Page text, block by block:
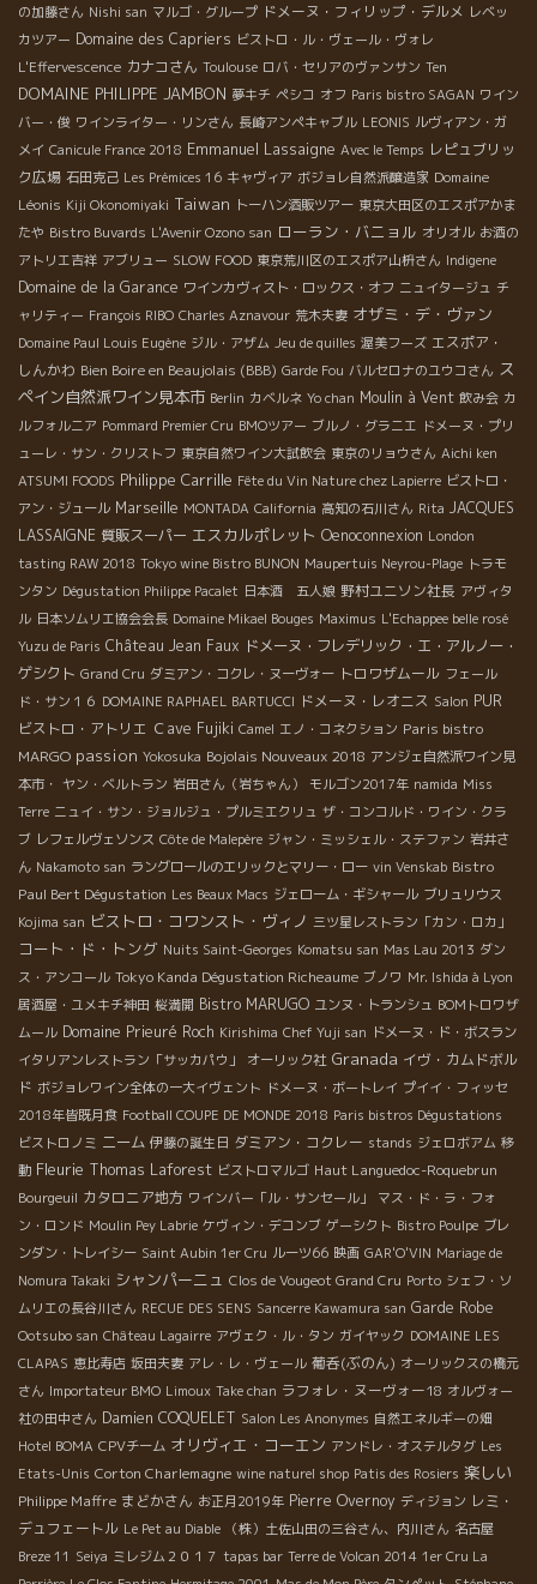
の加藤さん Nishi san マルゴ・グループ ドメーヌ・フィリップ・デルメ レベッ
カツアー Domaine des Capriers ビストロ・ル・ヴェール・ヴォレ
L'Effervescence カナコさん Toulouse ロバ・セリアのヴァンサン Ten
DOMAINE PHILIPPE JAMBON 夢キチ ペシコ オフ Paris bistro SAGAN ワイン
バー・俊 ワインライター・リンさん 長崎アンペキャブル LEONIS ルヴィアン・ガ
メイ Canicule France 2018 Emmanuel Lassaigne Avec le Temps レピュブリッ
ク広場 石田克己 Les Prémices 16 キャヴィア ボジョレ自然派醸造家 Domaine
Léonis Kiji Okonomiyaki Taiwan トーハン酒販ツアー 東京大田区のエスポアかま
たや Bistro Buvards L'Avenir Ozono san ローラン・バニョル オリオル お酒の
アトリエ吉祥 アブリュー SLOW FOOD 東京荒川区のエスポア山枡さん Indigene
Domaine de la Garance ワインカヴィスト・ロックス・オフ ニュイタージュ チ
ャリティー François RIBO Charles Aznavour 荒木夫妻 オザミ・デ・ヴァン
Domaine Paul Louis Eugène ジル・アザム Jeu de quilles 渥美フーズ エスポア・
しんかわ Bien Boire en Beaujolais (BBB) Garde Fou バルセロナのユウコさん ス
ペイン自然派ワイン見本市 Berlin カベルネ Yo chan Moulin à Vent 飲み会 カ
ルフォルニア Pommard Premier Cru BMOツアー ブルノ・グラニエ ドメーヌ・プリ
ューレ・サン・クリストフ 東京自然ワイン大試飲会 東京のリョウさん Aichi ken
ATSUMI FOODS Philippe Carrille Fête du Vin Nature chez Lapierre ビストロ・
アン・ジュール Marseille MONTADA California 高知の石川さん Rita JACQUES
LASSAIGNE 質販スーパー エスカルポレット Oenoconnexion London
tasting RAW 2018 Tokyo wine Bistro BUNON Maupertuis Neyrou-Plage トラモ
ンタン Dégustation Philippe Pacalet 日本酒 五人娘 野村ユニソン社長 アヴィタ
ル 日本ソムリエ協会会長 Domaine Mikael Bouges Maximus L'Echappee belle rosé
Yuzu de Paris Château Jean Faux ドメーヌ・フレデリック・エ・アルノー・
ゲシクト Grand Cru ダミアン・コクレ・ヌーヴォー トロワザムール フェール
ド・サン１６ DOMAINE RAPHAEL BARTUCCI ドメーヌ・レオニス Salon PUR
ビストロ・アトリエ Ｃave Fujiki Camel エノ・コネクション Paris bistro
MARGO passion Yokosuka Bojolais Nouveaux 2018 アンジェ自然派ワイン見
本市・ ヤン・ベルトラン 岩田さん（岩ちゃん） モルゴン2017年 namida Miss
Terre ニュイ・サン・ジョルジュ・プルミエクリュ ザ・コンコルド・ワイン・クラ
ブ レフェルヴェソンス Côte de Malepère ジャン・ミッシェル・ステファン 岩井さ
ん Nakamoto san ラングロールのエリックとマリー・ロー vin Venskab Bistro
Paul Bert Dégustation Les Beaux Macs ジェローム・ギシャール ブリュリウス
Kojima san ビストロ・コワンスト・ヴィノ 三ツ星レストラン「カン・ロカ」
コート・ド・トング Nuits Saint-Georges Komatsu san Mas Lau 2013 ダン
ス・アンコール Tokyo Kanda Dégustation Richeaume ブノワ Mr. Ishida à Lyon
居酒屋・ユメキチ神田 桜満開 Bistro MARUGO ユンヌ・トランシュ BOMトロワザ
ムール Domaine Prieuré Roch Kirishima Chef Yuji san ドメーヌ・ド・ボスラン
イタリアンレストラン「サッカパウ」
オーリック社 Granada イヴ・カムドボル
ド ボジョレワイン全体の一大イヴェント ドメーヌ・ボートレイ プイイ・フィッセ
2018年皆既月食 Football COUPE DE MONDE 2018 Paris bistros Dégustations
ビストロノミ ニーム 伊藤の誕生日 ダミアン・コクレー stands ジェロボアム 移
動 Fleurie Thomas Laforest ビストロマルゴ Haut Languedoc-Roquebrun
Bourgeuil カタロニア地方 ワインバー「ル・サンセール」
マス・ド・ラ・フォ
ン・ロンド Moulin Pey Labrie ケヴィン・デコンブ ゲーシクト Bistro Poulpe ブレ
ンダン・トレイシー Saint Aubin 1er Cru ルーツ66 映画 GAR'O'VIN Mariage de
Nomura Takaki シャンパーニュ Clos de Vougeot Grand Cru Porto シェフ・ソ
ムリエの長谷川さん RECUE DES SENS Sancerre Kawamura san Garde Robe
Ootsubo san Château Lagairre アヴェク・ル・タン ガイヤック DOMAINE LES
CLAPAS 恵比寿店 坂田夫妻 アレ・レ・ヴェール 葡呑(ぶのん) オーリックスの橋元
さん Importateur BMO Limoux Take chan ラフォレ・ヌーヴォー18 オルヴォー
社の田中さん Damien COQUELET Salon Les Anonymes 自然エネルギーの畑
Hotel BOMA CPVチーム オリヴィエ・コーエン アンドレ・オステルタグ Les
Etats-Unis Corton Charlemagne wine naturel shop Patis des Rosiers 楽しい
Philippe Maffre まどかさん お正月2019年 Pierre Overnoy ディジョン レミ・
デュフェートル Le Pet au Diable （株）土佐山田の三谷さん、内川さん 名古屋
Breze 11 Seiya ミレジム２０１７ tapas bar Terre de Volcan 2014 1er Cru La